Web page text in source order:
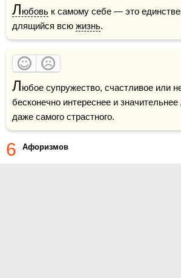
Любовь к самому себе — это
длящийся всю жизнь.
Любое супружество, счастливое или
бесконечно интереснее и
даже самого страстного.
6 Афоризмов